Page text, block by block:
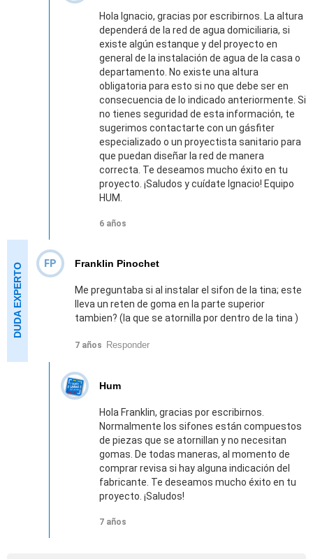
Hola Ignacio, gracias por escribirnos. La altura
dependerá de la red de agua domiciliaria, si
existe algún estanque y del proyecto en
general de la instalación de agua de la casa o
departamento. No existe una altura
obligatoria para esto si no que debe ser en
consecuencia de lo indicado anteriormente. Si
no tienes seguridad de esta información, te
sugerimos contactarte con un gásfiter
especializado o un proyectista sanitario para
que puedan diseñar la red de manera
correcta. Te deseamos mucho éxito en tu
proyecto. ¡Saludos y cuídate Ignacio! Equipo
HUM.
6 años
FP Franklin Pinochet
Me preguntaba si al instalar el sifon de la tina; este
lleva un reten de goma en la parte superior
tambien? (la que se atornilla por dentro de la tina )
7 años Responder
Hum
Hola Franklin, gracias por escribirnos.
Normalmente los sifones están compuestos
de piezas que se atornillan y no necesitan
gomas. De todas maneras, al momento de
comprar revisa si hay alguna indicación del
fabricante. Te deseamos mucho éxito en tu
proyecto. ¡Saludos!
7 años